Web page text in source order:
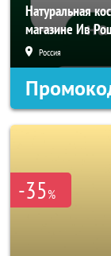
Натуральная
магазине Ив
Россия
-35%